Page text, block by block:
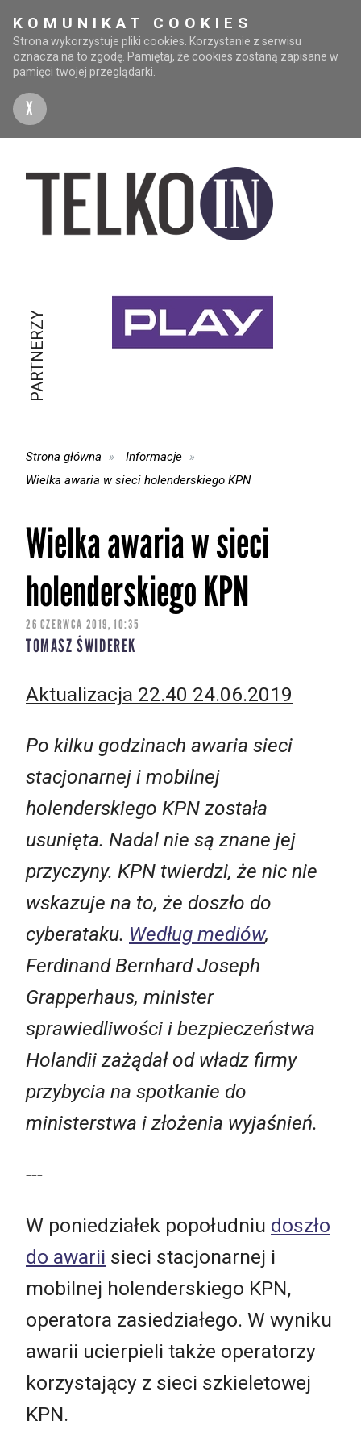
KOMUNIKAT COOKIES
Strona wykorzystuje pliki cookies. Korzystanie z serwisu
oznacza na to zgodę. Pamiętaj, że cookies zostaną zapisane w
pamięci twojej przeglądarki.
X
PARTNERZY
Strona główna
Informacje
Wielka awaria w sieci holenderskiego KPN
Wielka awaria w sieci
holenderskiego KPN
26 CZERWCA 2019, 10:35
TOMASZ ŚWIDEREK
Aktualizacja 22.40 24.06.2019
Po kilku godzinach awaria sieci
stacjonarnej i mobilnej
holenderskiego KPN została
usunięta. Nadal nie są znane jej
przyczyny. KPN twierdzi, że nic nie
wskazuje na to, że doszło do
cyberataku. Według mediów,
Ferdinand Bernhard Joseph
Grapperhaus, minister
sprawiedliwości i bezpieczeństwa
Holandii zażądał od władz firmy
przybycia na spotkanie do
ministerstwa i złożenia wyjaśnień.
---
W poniedziałek popołudniu doszło
do awarii sieci stacjonarnej i
mobilnej holenderskiego KPN,
operatora zasiedziałego. W wyniku
awarii ucierpieli także operatorzy
korzystający z sieci szkieletowej
KPN.